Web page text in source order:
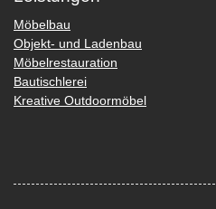
Möbelbau
Objekt- und Ladenbau
Möbelrestauration
Bautischlerei
Kreative Outdoormöbel